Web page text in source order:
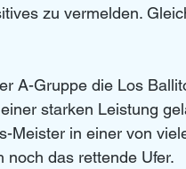
zu vermelden.
A-Gruppe die Los
starken Leistung
Meister in einer von
noch das rettende Ufer.